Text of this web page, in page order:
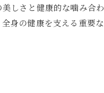
しさと健康的な噛み合
身の健康を支える重